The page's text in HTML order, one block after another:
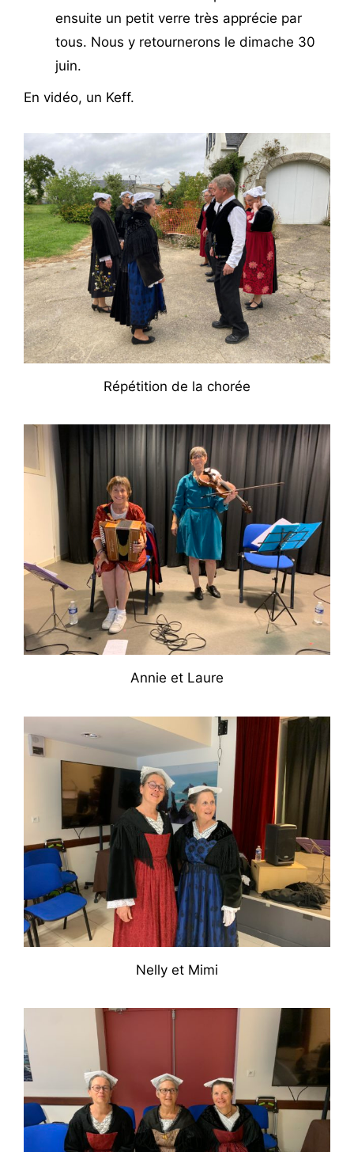
ensuite un petit verre très apprécie par
tous. Nous y retournerons le dimache 30
juin.
En vidéo, un Keff.
Répétition de la chorée
Annie et Laure
Nelly et Mimi